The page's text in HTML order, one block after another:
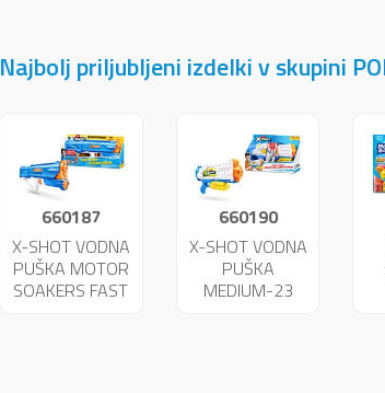
Najbolj priljubljeni izdelki v skupini
660187
X-SHOT VODNA
PUŠKA MOTOR
SOAKERS FAST
660190
X-SHOT VODNA
PUŠKA
MEDIUM-23